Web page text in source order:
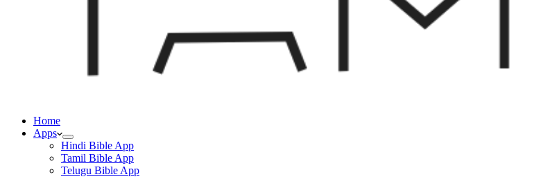
Home
Apps
Hindi Bible App
Tamil Bible App
Telugu Bible App